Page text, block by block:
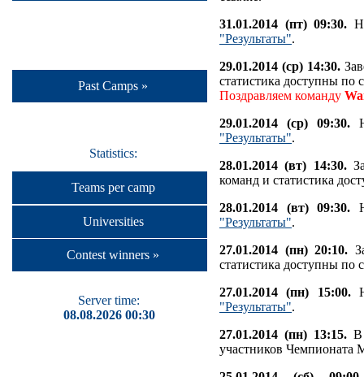
Past Camps »
Statistics:
Teams per camp
Universities
Contest winners »
Server time:
08.08.2026 00:30
31.01.2014 (пт) 09:30.
"Результаты".
29.01.2014 (ср) 14:30.
статистика доступны по
Поздравляем команду
29.01.2014 (ср) 09:30.
"Результаты".
28.01.2014 (вт) 14:30.
команд и статистика
28.01.2014 (вт) 09:30.
"Результаты".
27.01.2014 (пн) 20:10.
статистика доступны по
27.01.2014 (пн) 15:00.
"Результаты".
27.01.2014 (пн) 13:15.В
участников Чемпионата